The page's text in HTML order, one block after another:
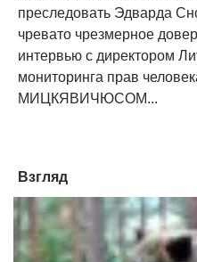
преследовать Эдварда
чревато чрезмерное
интервью с директором
мониторинга прав
МИЦКЯВИЧЮСОМ...
Взгляд